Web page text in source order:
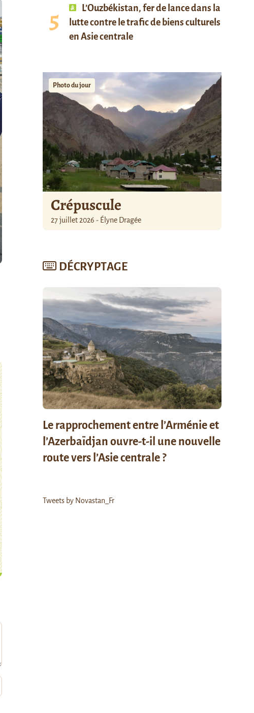
L’Ouzbékistan, fer de lance dans la
lutte contre le trafic de biens culturels
en Asie centrale
Photo du jour
Crépuscule
27 juillet 2026 - Élyne Dragée
DÉCRYPTAGE
Le rapprochement entre l’Arménie et
l’Azerbaïdjan ouvre-t-il une nouvelle
route vers l’Asie centrale ?
Tweets by Novastan_Fr